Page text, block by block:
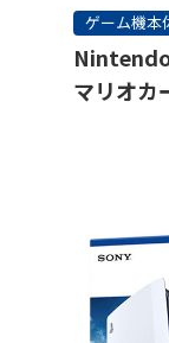
ゲーム機本
マリオカ